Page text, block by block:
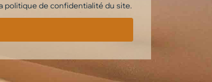
politique de confidentialité du site.